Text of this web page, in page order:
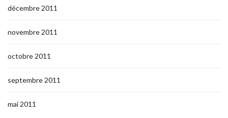
décembre 2011
novembre 2011
octobre 2011
septembre 2011
mai 2011